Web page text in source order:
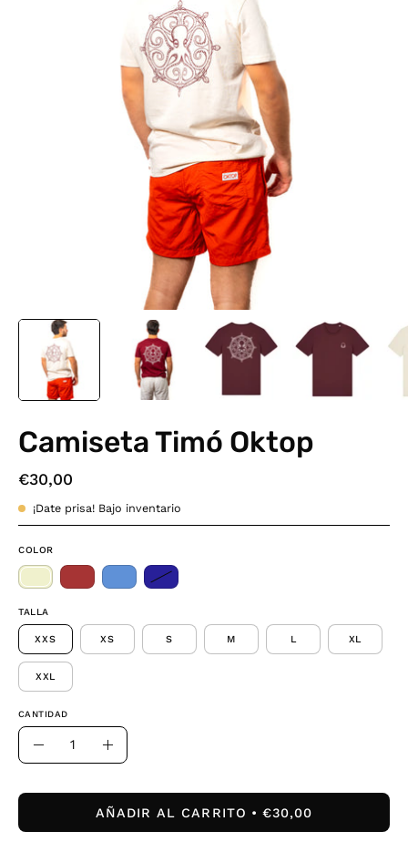
Camiseta Timó Oktop
€30,00
¡Date prisa! Bajo inventario
TALLA
XXS XS S M L XL
XXL
COLOR
CANTIDAD
Cantidad
Disminuir Aumentar
cantidad
AÑADIR AL CARRITO €30,00